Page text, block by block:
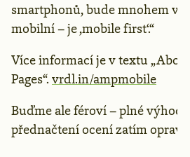
smartphonů, bude mnohem
mobilní – je ,mobile first‘.“
Více informací je v textu
Pages“. vrdl.in/ampmobile
Buďme ale féroví – plné
přednačtení ocení zatím